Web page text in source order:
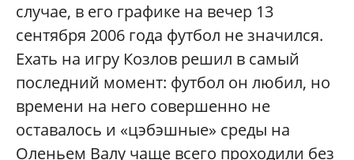
случае, в его графике на вечер 13
сентября 2006 года футбол не значился.
Ехать на игру Козлов решил в самый
последний момент: футбол он любил, но
времени на него совершенно не
оставалось и «цэбэшные» среды на
Оленьем Валу чаще всего проходили без